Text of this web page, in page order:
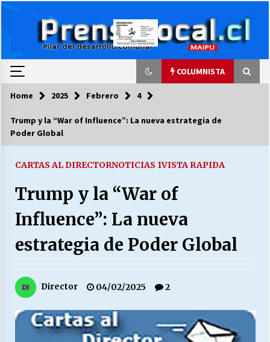
COLUMNISTA
COLUMNISTA
03/08/2026
LA DC POR SIEMPRE.RECORDANDO 69 AÑOS DE
HISTORIA
28/07/2026
“ORGULLOSOS DE SER DC” SALUDA EL
LABORAL:
13/07/2026
Home 2025 Febrero 4
Trump y la “War of Influence”: La nueva estrategia de
Poder Global
CARTAS AL DIRECTORNOTICIAS 1VISTA RAPIDA
Trump y la “War of
Influence”: La nueva
estrategia de Poder Global
Director 04/02/2025 2